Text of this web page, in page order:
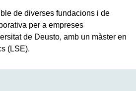
de diverses fundacions i de
per a empreses
de Deusto, amb un màster en
(LSE).